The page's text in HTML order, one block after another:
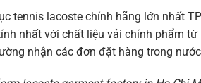
tennis lacoste chính hãng lớn nhất
nhất với chất liệu vải chính phẩm từ
nhận các đơn đặt hàng trong